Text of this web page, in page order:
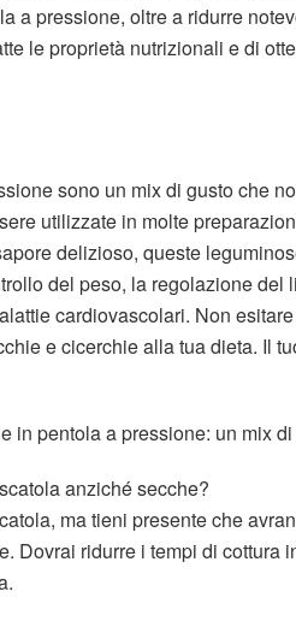
a pressione, oltre a ridurre
le proprietà nutrizionali e di
sono un mix di gusto che
utilizzate in molte
delizioso, queste
del peso, la regolazione del
cardiovascolari. Non
e cicerchie alla tua dieta. Il
in pentola a pressione: un mix
anziché secche?
ma tieni presente che
Dovrai ridurre i tempi di cottura